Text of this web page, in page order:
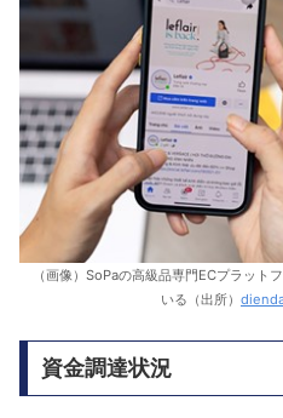
（画像）SoPaの高級品専門ECプラット
いる（出所）
資金調達状況